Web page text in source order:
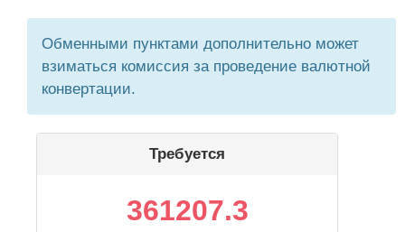
Обменными пунктами дополнительно может
взиматься комиссия за проведение валютной
конвертации.
Требуется
361207.3